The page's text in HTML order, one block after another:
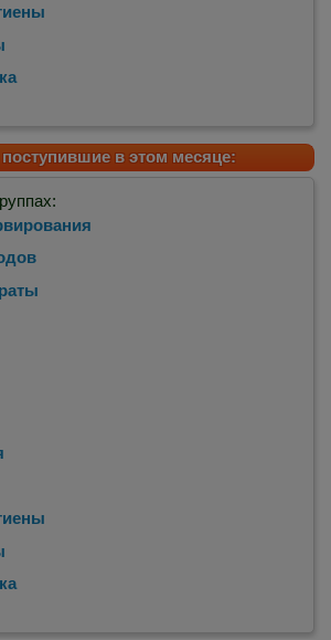
в этом месяце: